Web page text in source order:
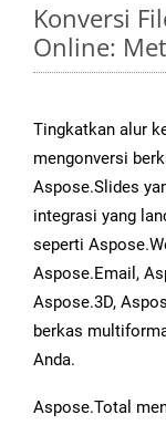
Konversi
Online:
Tingkatkan alur
mengonversi
Aspose.Slides
integrasi yang
seperti
Aspose.Email,
Aspose.3D,
berkas
Anda.
Aspose.Total